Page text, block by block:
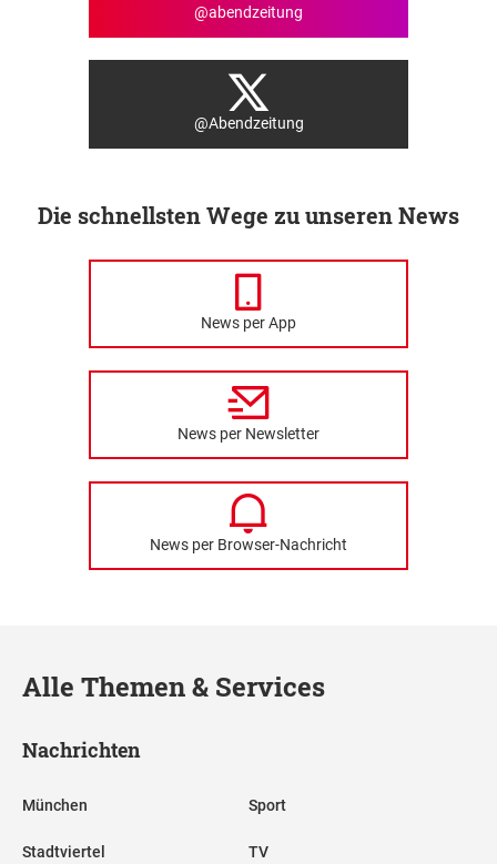
@abendzeitung
@Abendzeitung
Die schnellsten Wege zu unseren News
News per App
News per Newsletter
News per Browser-Nachricht
Alle Themen & Services
Nachrichten
München
Stadtviertel
Sport
TV